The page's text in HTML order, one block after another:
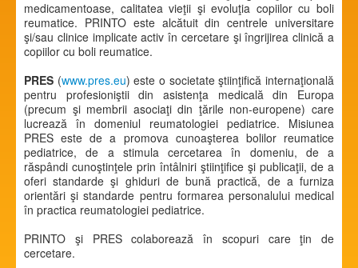
medicamentoase, calitatea vieţii şi evoluţia copiilor cu boli
reumatice. PRINTO este alcătuit din centrele universitare
şi/sau clinice implicate activ în cercetare şi îngrijirea clinică a
copiilor cu boli reumatice.
PRES (www.pres.eu) este o societate ştiinţifică internaţională
pentru profesioniştii din asistenţa medicală din Europa
(precum şi membrii asociaţi din ţările non-europene) care
lucrează în domeniul reumatologiei pediatrice. Misiunea
PRES este de a promova cunoaşterea bolilor reumatice
pediatrice, de a stimula cercetarea în domeniu, de a
răspândi cunoştinţele prin întâlniri ştiinţifice şi publicaţii, de a
oferi standarde şi ghiduri de bună practică, de a furniza
orientări şi standarde pentru formarea personalului medical
în practica reumatologiei pediatrice.
PRINTO şi PRES colaborează în scopuri care ţin de
cercetare.